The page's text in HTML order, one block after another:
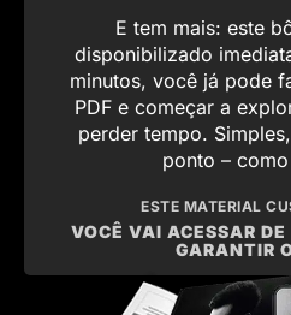
E tem mais: este
disponibilizado
minutos, você já pode
PDF e começar a
perder tempo.
ponto –
ESTE MATERIAL
VOCÊ VAI ACESSAR
GARANTIR